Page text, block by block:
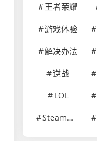
王者荣耀
游戏体验
解决办法
逆战
LOL
Steam游戏